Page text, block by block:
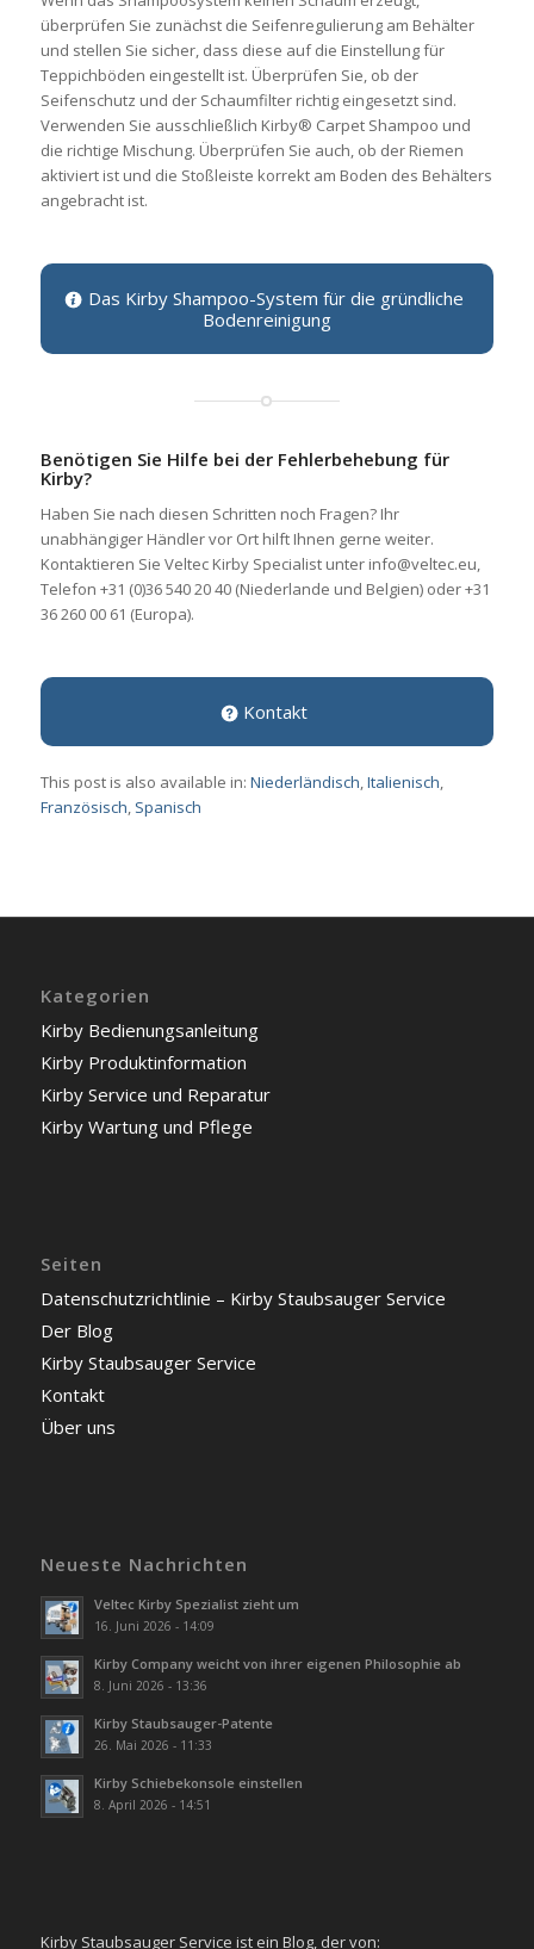
überprüfen Sie zunächst die Seifenregulierung am Behälter
und stellen Sie sicher, dass diese auf die Einstellung für
Teppichböden eingestellt ist. Überprüfen Sie, ob der
Seifenschutz und der Schaumfilter richtig eingesetzt sind.
Verwenden Sie ausschließlich Kirby® Carpet Shampoo und
die richtige Mischung. Überprüfen Sie auch, ob der Riemen
aktiviert ist und die Stoßleiste korrekt am Boden des Behälters
angebracht ist.
Das Kirby Shampoo-System für die gründliche
Bodenreinigung
Benötigen Sie Hilfe bei der Fehlerbehebung für
Kirby?
Haben Sie nach diesen Schritten noch Fragen? Ihr
unabhängiger Händler vor Ort hilft Ihnen gerne weiter.
Kontaktieren Sie Veltec Kirby Specialist unter info@veltec.eu,
Telefon +31 (0)36 540 20 40 (Niederlande und Belgien) oder +31
36 260 00 61 (Europa).
Kontakt
This post is also available in: Niederländisch Italienisch
Französisch Spanisch
Kategorien
Kirby Bedienungsanleitung
Kirby Produktinformation
Kirby Service und Reparatur
Kirby Wartung und Pflege
Seiten
Datenschutzrichtlinie – Kirby Staubsauger Service
Der Blog
Kirby Staubsauger Service
Kontakt
Über uns
Neueste Nachrichten
Veltec Kirby Spezialist zieht um
16. Juni 2026 - 14:09
Kirby Company weicht von ihrer eigenen Philosophie ab
8. Juni 2026 - 13:36
Kirby Staubsauger-Patente
26. Mai 2026 - 11:33
Kirby Schiebekonsole einstellen
8. April 2026 - 14:51
Kirby Staubsauger Service ist ein Blog, der von: